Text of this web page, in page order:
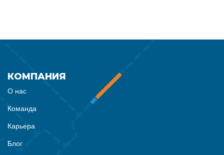
КОМПАНИЯ
О нас
Команда
Карьера
Блог